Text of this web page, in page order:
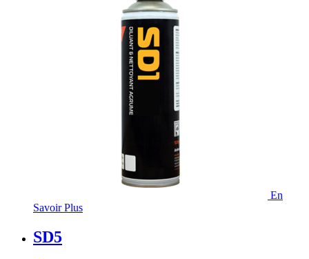
En
Savoir Plus
SD5